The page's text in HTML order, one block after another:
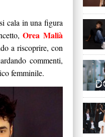
cala in una figura
Orea Malià
a riscoprire, con
commenti,
femminile.